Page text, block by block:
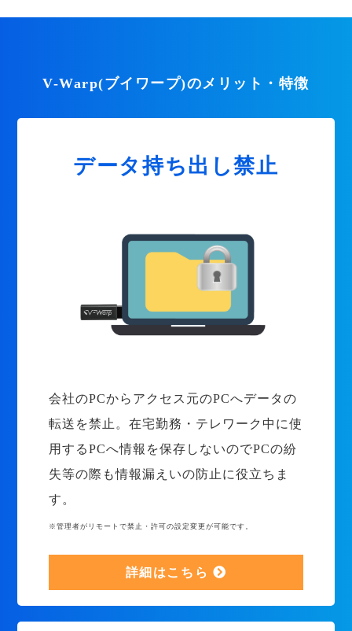
V-Warp(ブイワープ)のメリット・特徴
データ持ち出し禁止
会社のPCからアクセス元のPCへデータの
転送を禁止。在宅勤務・テレワーク中に使
用するPCへ情報を保存しないのでPCの紛
失等の際も情報漏えいの防止に役立ちま
す。
※管理者がリモートで禁止・許可の設定変更が可能です。
詳細はこちら